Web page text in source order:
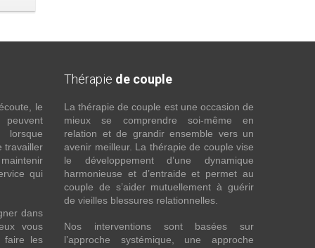
le
peuvent
travailler
qui
dans
vous
faire les
Thérapie de couple
La thérapie de couple est une occasion de
mieux se comprendre soi-même en
relation et de grandir ensemble vers un
avenir meilleur. La thérapie de couple vise
le développement d’une dynamique
harmonieuse et d’entraide et permet au
couple de s’aider mutuellement à guérir
de vieilles blessures relationnelles.
Nos interventions sont basées sur
l’approche systémique, une approche